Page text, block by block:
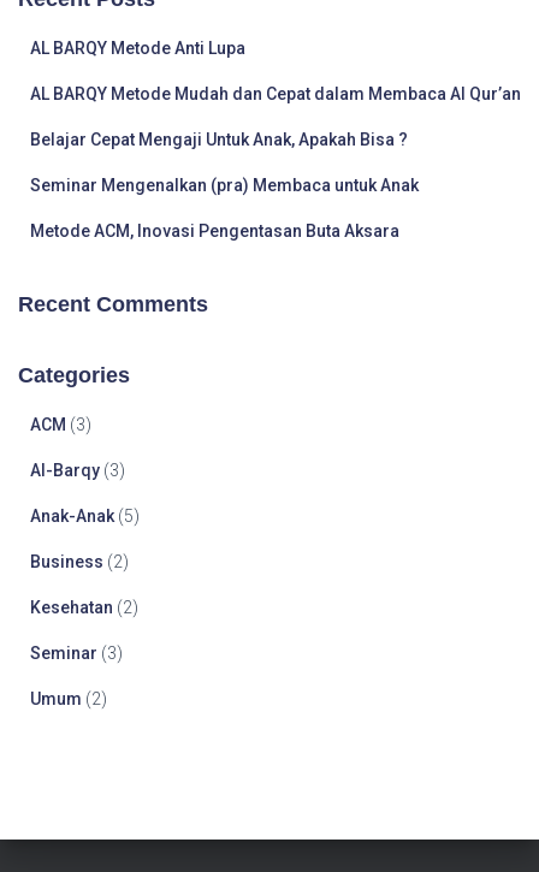
c
AL BARQY Metode Anti Lupa
AL BARQY Metode Mudah dan Cepat dalam Membaca Al Qur’an
Belajar Cepat Mengaji Untuk Anak, Apakah Bisa ?
Seminar Mengenalkan (pra) Membaca untuk Anak
Metode ACM, Inovasi Pengentasan Buta Aksara
Recent Comments
Categories
ACM (3)
Al-Barqy (3)
Anak-Anak(5)
Business (2)
Kesehatan (2)
Seminar (3)
Umum (2)